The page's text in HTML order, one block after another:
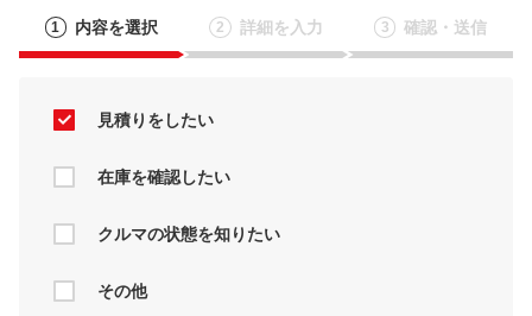
1 内容を選択 2 詳細を入力 3 確認・送信
見積りをしたい
在庫を確認したい
クルマの状態を知りたい
その他